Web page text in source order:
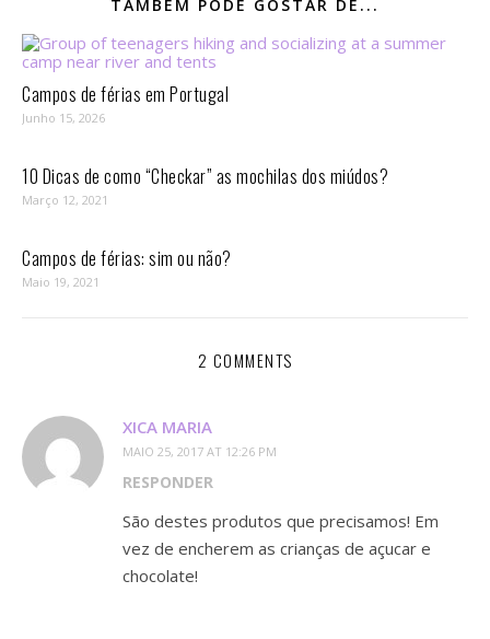
TAMBÉM PODE GOSTAR DE...
Campos de férias em Portugal
Junho 15, 2026
10 Dicas de como “Checkar” as mochilas dos miúdos?
Março 12, 2021
Campos de férias: sim ou não?
Maio 19, 2021
2 COMMENTS
XICA MARIA
MAIO 25, 2017 AT 12:26 PM
RESPONDER
São destes produtos que precisamos! Em
vez de encherem as crianças de açucar e
chocolate!